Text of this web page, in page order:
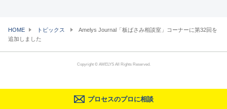
プロセスのプロに相談
HOME トピックス
Amelys Journal「板ばさみ相談室」コーナーに第32回を
追加しました
Copyright © AMELYS All Rights Reserved.